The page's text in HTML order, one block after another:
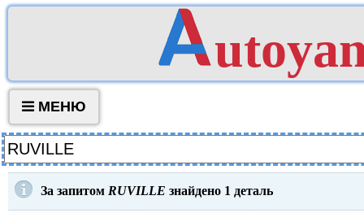
МЕНЮ
За запитом RUVILLE знайдено 1 деталь